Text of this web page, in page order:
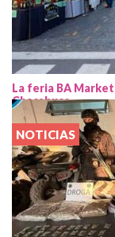
La feria BA
Chacabuco
NOTICIAS